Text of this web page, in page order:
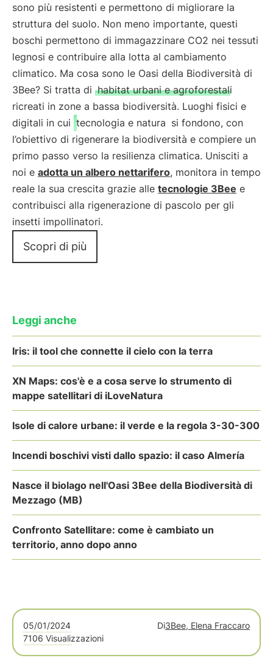
sono più resistenti e permettono di migliorare la
struttura del suolo. Non meno importante, questi
boschi permettono di immagazzinare CO2 nei tessuti
legnosi e contribuire alla lotta al cambiamento
climatico. Ma cosa sono le Oasi della Biodiversità di
3Bee? Si tratta di habitat urbani e agroforestali
ricreati in zone a bassa biodiversità. Luoghi fisici e
digitali in cui tecnologia e natura si fondono, con
l’obiettivo di rigenerare la biodiversità e compiere un
primo passo verso la resilienza climatica. Unisciti a
noi e adotta un albero nettarifero, monitora in tempo
reale la sua crescita grazie alle tecnologie 3Bee e
contribuisci alla rigenerazione di pascolo per gli
insetti impollinatori.
Scopri di più
Leggi anche
Iris: il tool che connette il cielo con la terra
XN Maps: cos'è e a cosa serve lo strumento di
mappe satellitari di iLoveNatura
Isole di calore urbane: il verde e la regola 3-30-300
Incendi boschivi visti dallo spazio: il caso Almería
Nasce il biolago nell'Oasi 3Bee della Biodiversità di
Mezzago (MB)
Confronto Satellitare: come è cambiato un
territorio, anno dopo anno
05/01/2024 Di3Bee, Elena Fraccaro
7106 Visualizzazioni